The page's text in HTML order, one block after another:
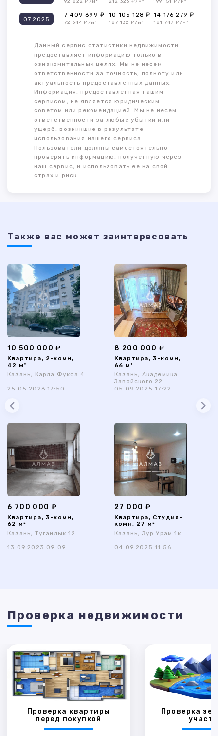
92 822 ₽/м² 212 323 ₽/м² 199 151 ₽/м²
07.2025
7 409 699 ₽
72 644 ₽/м²
10 105 128 ₽
187 132 ₽/м²
14 176 279 ₽
181 747 ₽/м²
Данный сервис статистики недвижимости
предоставляет информацию только в
ознакомительных целях. Мы не несем
ответственности за точность, полноту или
актуальность предоставленных данных.
Информация, предоставленная нашим
сервисом, не является юридическим
советом или рекомендацией. Мы не несем
ответственности за любые убытки или
ущерб, возникшие в результате
использования нашего сервиса.
Пользователи должны самостоятельно
проверять информацию, полученную через
наш сервис, и использовать ее на свой
страх и риск.
Также ваc может заинтересовать
10 500 000 ₽
Квартира, 2-комн,
42 м²
Казань, Карла Фукса 4
25.05.2026 17:50
8 200 000 ₽
Квартира, 3-комн,
66 м²
Казань, Академика
Завойского 22
05.09.2025 17:22
6 700 000 ₽
Квартира, 3-комн,
62 м²
Казань, Туганлык 12
13.09.2023 09:09
27 000 ₽
Квартира, Студия-
комн, 27 м²
Казань, Зур Урам 1к
04.09.2025 11:56
Проверка недвижимости
Проверка квартиры
перед покупкой
Проверка